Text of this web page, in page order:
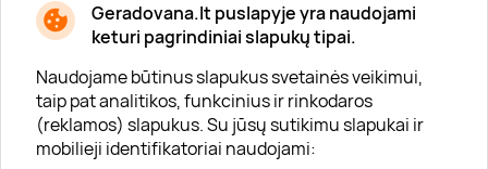
Geradovana.lt puslapyje yra naudojami
keturi pagrindiniai slapukų tipai.
Naudojame būtinus slapukus svetainės veikimui,
taip pat analitikos, funkcinius ir rinkodaros
(reklamos) slapukus. Su jūsų sutikimu slapukai ir
mobilieji identifikatoriai naudojami:
Apie mus
Apie „Gera Dovana“
Lojalumo klubas
Karjera